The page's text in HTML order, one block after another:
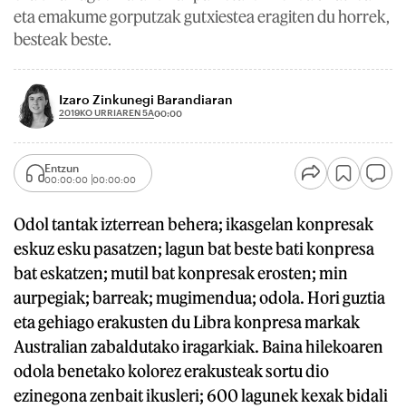
eta emakume gorputzak gutxiestea eragiten du horrek,
besteak beste.
Izaro Zinkunegi Barandiaran
2019KO URRIAREN 5A00:00
Entzun
00:00:00 00:00:00
Odol tantak izterrean behera; ikasgelan konpresak
eskuz esku pasatzen; lagun bat beste bati konpresa
bat eskatzen; mutil bat konpresak erosten; min
aurpegiak; barreak; mugimendua; odola. Hori guztia
eta gehiago erakusten du Libra konpresa markak
Australian zabaldutako iragarkiak. Baina hilekoaren
odola benetako kolorez erakusteak sortu dio
ezinegona zenbait ikusleri; 600 lagunek kexak bidali